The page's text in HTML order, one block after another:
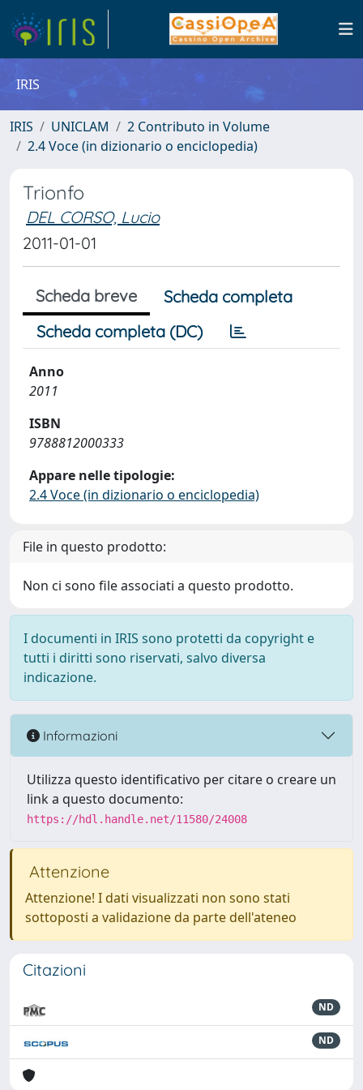
IRIS
IRIS UNICLAM
2 Contributo in Volume
2.4 Voce (in dizionario o enciclopedia)
Trionfo
DEL CORSO, Lucio
2011-01-01
Scheda breve
Scheda completa
Scheda completa (DC)
Anno
2011
ISBN
9788812000333
Appare nelle tipologie:
2.4 Voce (in dizionario o enciclopedia)
File in questo prodotto:
Non ci sono file associati a questo prodotto.
I documenti in IRIS sono protetti da copyright e
tutti i diritti sono riservati, salvo diversa
indicazione.
Informazioni
Utilizza questo identificativo per citare o creare un
link a questo documento:
https://hdl.handle.net/11580/24008
Attenzione
Attenzione! I dati visualizzati non sono stati
sottoposti a validazione da parte dell'ateneo
Citazioni
ND
ND